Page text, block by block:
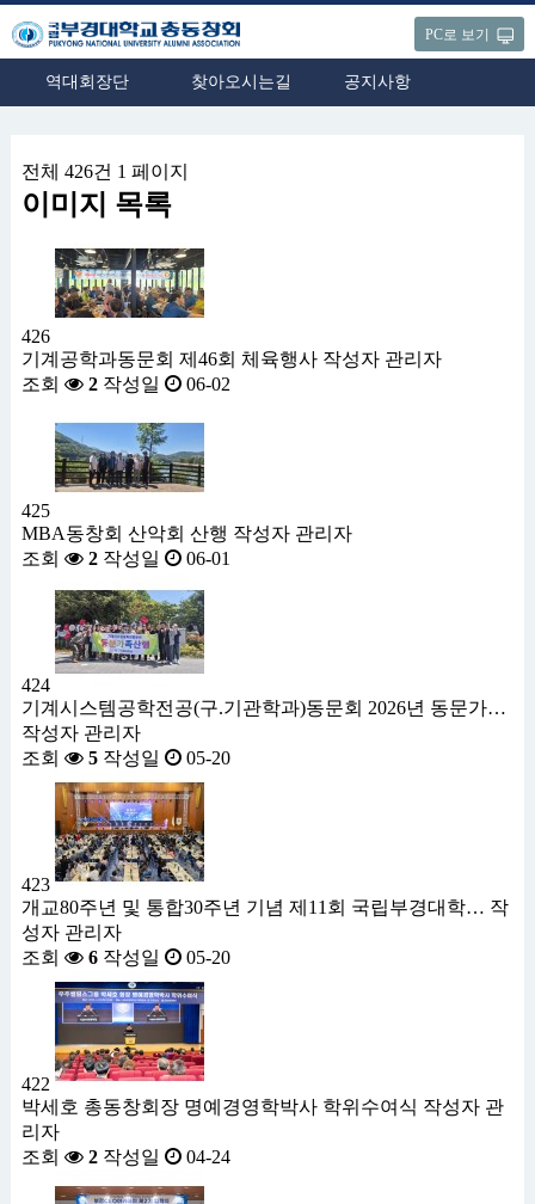
PC로 보기
역대회장단 찾아오시는길 공지사항
전체 426건 1 페이지
이미지 목록
426
기계공학과동문회 제46회 체육행사 작성자 관리자
조회
2 작성일 06-02
425
MBA동창회 산악회 산행 작성자 관리자
조회
2 작성일 06-01
424
기계시스템공학전공(구.기관학과)동문회 2026년 동문가…
작성자 관리자
조회
5 작성일 05-20
423
개교80주년 및 통합30주년 기념 제11회 국립부경대학… 작
성자 관리자
조회
6 작성일 05-20
422
박세호 총동창회장 명예경영학박사 학위수여식 작성자 관
리자
조회
2 작성일 04-24